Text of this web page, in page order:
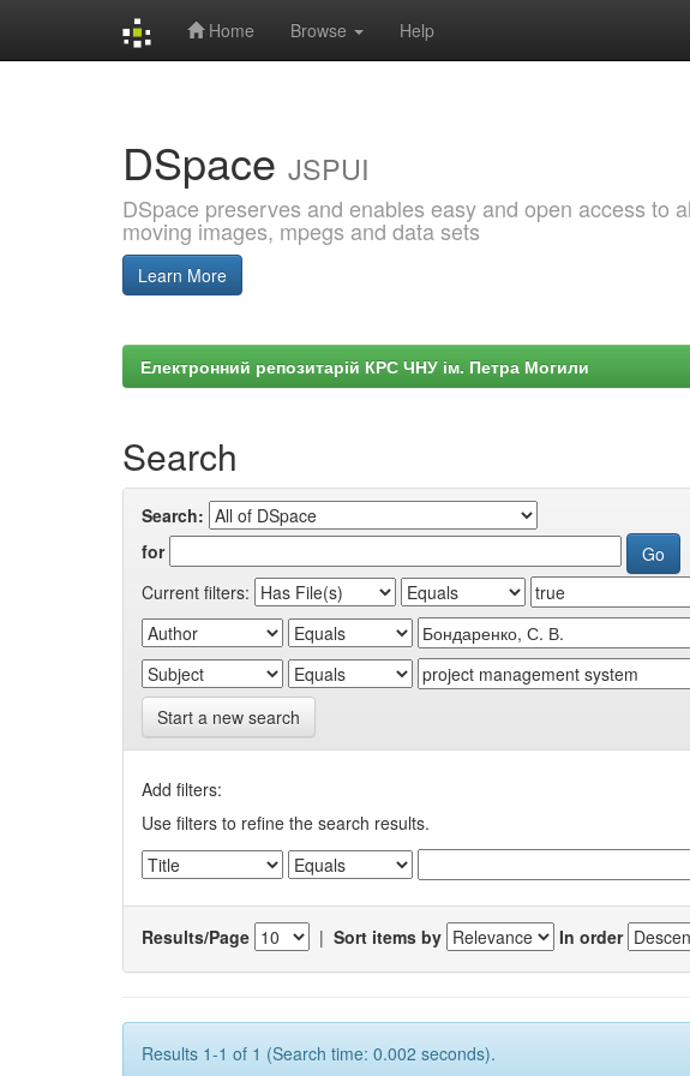
Home Browse Help
DSpace JSPUI
DSpace preserves and enables easy and open access to
moving images, mpegs and data sets
Learn More
Електронний репозитарій КРС ЧНУ ім. Петра Могили
Search
Search:
for
Current filters:
Start a new search
Add filters:
Use filters to refine the search results.
Results/Page | Sort items by In order
Results 1-1 of 1 (Search time: 0.002 seconds).